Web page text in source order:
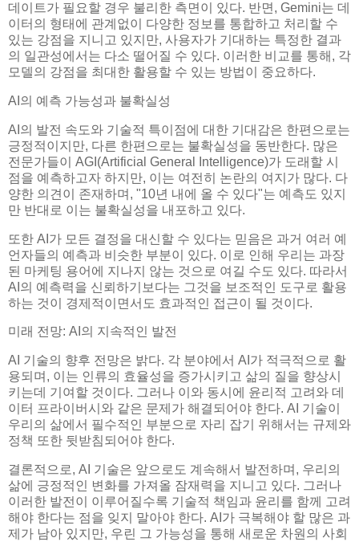
데이트가 필요할 경우 불리한 측면이 있다. 반면, Gemini는 데
이터의 형태에 관계없이 다양한 정보를 통합하고 처리할 수
있는 강점을 지니고 있지만, 사용자가 기대하는 특정한 결과
의 일관성에서는 다소 떨어질 수 있다. 이러한 비교를 통해, 각
모델의 강점을 최대한 활용할 수 있는 방법이 중요하다.
AI의 예측 가능성과 불확실성
AI의 발전 속도와 기술적 특이점에 대한 기대감은 한편으로는
긍정적이지만, 다른 한편으로는 불확실성을 동반한다. 많은
전문가들이 AGI(Artificial General Intelligence)가 도래할 시
점을 예측하고자 하지만, 이는 여전히 논란의 여지가 많다. 다
양한 의견이 존재하며, "10년 내에 올 수 있다"는 예측도 있지
만 반대로 이는 불확실성을 내포하고 있다.
또한 AI가 모든 결정을 대신할 수 있다는 믿음은 과거 여러 예
언자들의 예측과 비슷한 부분이 있다. 이로 인해 우리는 과장
된 마케팅 용어에 지나지 않는 것으로 여길 수도 있다. 따라서
AI의 예측력을 신뢰하기보다는 그것을 보조적인 도구로 활용
하는 것이 경제적이면서도 효과적인 접근이 될 것이다.
미래 전망: AI의 지속적인 발전
AI 기술의 향후 전망은 밝다. 각 분야에서 AI가 적극적으로 활
용되며, 이는 인류의 효율성을 증가시키고 삶의 질을 향상시
키는데 기여할 것이다. 그러나 이와 동시에 윤리적 고려와 데
이터 프라이버시와 같은 문제가 해결되어야 한다. AI 기술이
우리의 삶에서 필수적인 부분으로 자리 잡기 위해서는 규제와
정책 또한 뒷받침되어야 한다.
결론적으로, AI 기술은 앞으로도 계속해서 발전하며, 우리의
삶에 긍정적인 변화를 가져올 잠재력을 지니고 있다. 그러나
이러한 발전이 이루어질수록 기술적 책임과 윤리를 함께 고려
해야 한다는 점을 잊지 말아야 한다. AI가 극복해야 할 많은 과
제가 남아 있지만, 우린 그 가능성을 통해 새로운 차원의 사회